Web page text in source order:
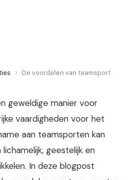
›
De voordelen van teamsport
geweldige manier voor
vaardigheden voor het
aan teamsporten kan
geestelijk en
In deze blogpost